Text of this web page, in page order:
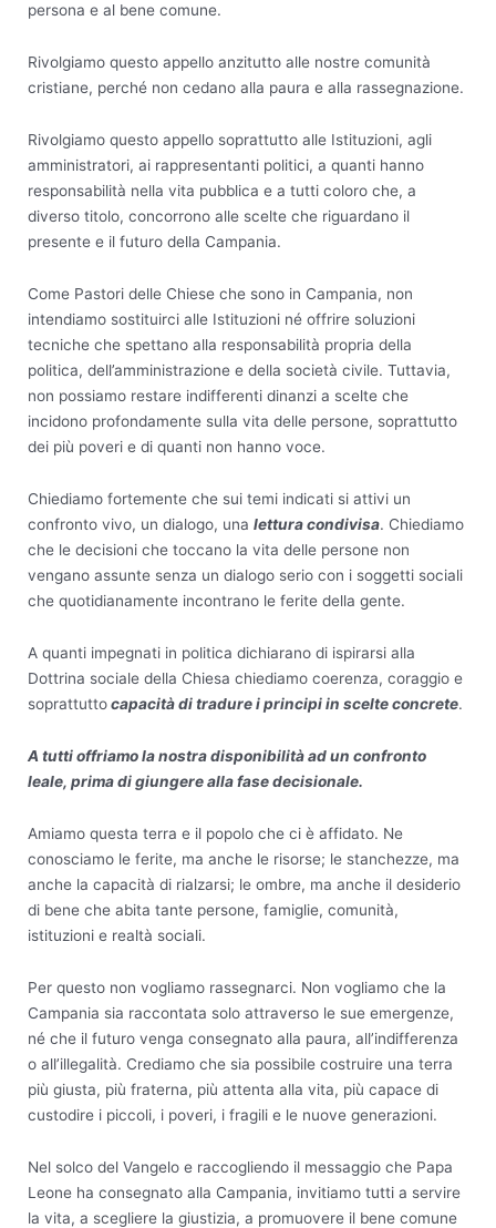
persona e al bene comune.
Rivolgiamo questo appello anzitutto alle nostre comunità
cristiane, perché non cedano alla paura e alla rassegnazione.
Rivolgiamo questo appello soprattutto alle Istituzioni, agli
amministratori, ai rappresentanti politici, a quanti hanno
responsabilità nella vita pubblica e a tutti coloro che, a
diverso titolo, concorrono alle scelte che riguardano il
presente e il futuro della Campania.
Come Pastori delle Chiese che sono in Campania, non
intendiamo sostituirci alle Istituzioni né offrire soluzioni
tecniche che spettano alla responsabilità propria della
politica, dell’amministrazione e della società civile. Tuttavia,
non possiamo restare indifferenti dinanzi a scelte che
incidono profondamente sulla vita delle persone, soprattutto
dei più poveri e di quanti non hanno voce.
Chiediamo fortemente che sui temi indicati si attivi un
confronto vivo, un dialogo, una lettura condivisa. Chiediamo
che le decisioni che toccano la vita delle persone non
vengano assunte senza un dialogo serio con i soggetti sociali
che quotidianamente incontrano le ferite della gente.
A quanti impegnati in politica dichiarano di ispirarsi alla
Dottrina sociale della Chiesa chiediamo coerenza, coraggio e
soprattuttocapacità di tradure i principi in scelte concrete.
A tutti offriamo la nostra disponibilità ad un confronto
leale, prima di giungere alla fase decisionale.
Amiamo questa terra e il popolo che ci è affidato. Ne
conosciamo le ferite, ma anche le risorse; le stanchezze, ma
anche la capacità di rialzarsi; le ombre, ma anche il desiderio
di bene che abita tante persone, famiglie, comunità,
istituzioni e realtà sociali.
Per questo non vogliamo rassegnarci. Non vogliamo che la
Campania sia raccontata solo attraverso le sue emergenze,
né che il futuro venga consegnato alla paura, all’indifferenza
o all’illegalità. Crediamo che sia possibile costruire una terra
più giusta, più fraterna, più attenta alla vita, più capace di
custodire i piccoli, i poveri, i fragili e le nuove generazioni.
Nel solco del Vangelo e raccogliendo il messaggio che Papa
Leone ha consegnato alla Campania, invitiamo tutti a servire
la vita, a scegliere la giustizia, a promuovere il bene comune